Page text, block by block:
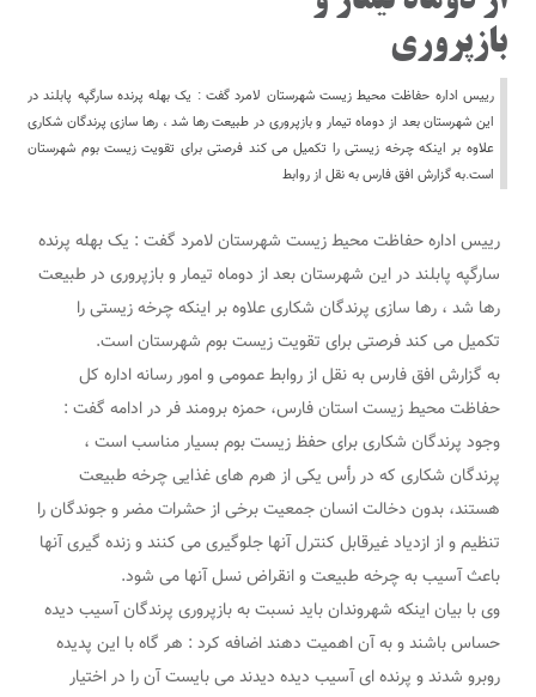
بازپروری
رییس اداره حفاظت محیط زیست شهرستان لامرد گفت : یک بهله پرنده سارگپه پابلند در
این شهرستان بعد از دوماه تیمار و بازپروری در طبیعت رها شد ، رها سازی پرندگان شکاری
علاوه بر اینکه چرخه زیستی را تکمیل می کند فرصتی برای تقویت زیست بوم شهرستان
است.به گزارش افق فارس به نقل از روابط
رییس اداره حفاظت محیط زیست شهرستان لامرد گفت : یک بهله پرنده
سارگپه پابلند در این شهرستان بعد از دوماه تیمار و بازپروری در طبیعت
رها شد ، رها سازی پرندگان شکاری علاوه بر اینکه چرخه زیستی را
تکمیل می کند فرصتی برای تقویت زیست بوم شهرستان است.
به گزارش افق فارس به نقل از روابط عمومی و امور رسانه اداره کل
حفاظت محیط زیست استان فارس، حمزه برومند فر در ادامه گفت :
وجود پرندگان شکاری برای حفظ زیست بوم بسیار مناسب است ،
پرندگان شکاری که در رأس یکی از هرم های غذایی چرخه طبیعت
هستند، بدون دخالت انسان جمعیت برخی از حشرات مضر و جوندگان را
تنظیم و از ازدیاد غیرقابل کنترل آنها جلوگیری می کنند و زنده گیری آنها
باعث آسیب به چرخه طبیعت و انقراض نسل آنها می شود.
وی با بیان اینکه شهروندان باید نسبت به بازپروری پرندگان آسیب دیده
حساس باشند و به آن اهمیت دهند اضافه کرد : هر گاه با این پدیده
روبرو شدند و پرنده ای آسیب دیده دیدند می بایست آن را در اختیار